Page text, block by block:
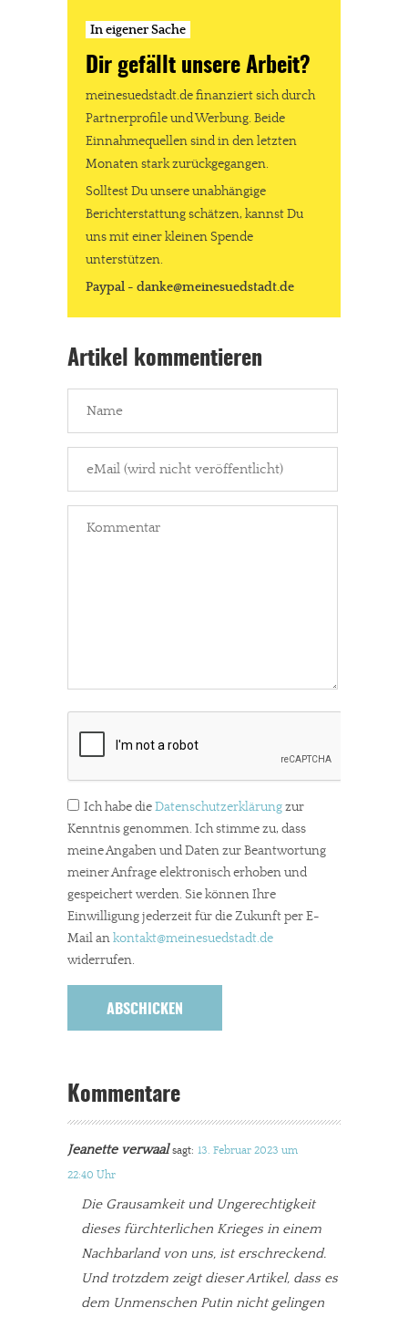
In eigener Sache
Dir gefällt unsere Arbeit?
meinesuedstadt.de finanziert sich durch
Partnerprofile und Werbung. Beide
Einnahmequellen sind in den letzten
Monaten stark zurückgegangen.
Solltest Du unsere unabhängige
Berichterstattung schätzen, kannst Du
uns mit einer kleinen Spende
unterstützen.
Paypal - danke@meinesuedstadt.de
Artikel kommentieren
Ich habe dieDatenschutzerklärungzur
Kenntnis genommen. Ich stimme zu, dass
meine Angaben und Daten zur Beantwortung
meiner Anfrage elektronisch erhoben und
gespeichert werden. Sie können Ihre
Einwilligung jederzeit für die Zukunft per E-
Mail ankontakt@meinesuedstadt.de
widerrufen.
Kommentare
Jeanette verwaal sagt: 13. Februar 2023 um
22:40 Uhr
Die Grausamkeit und Ungerechtigkeit
dieses fürchterlichen Krieges in einem
Nachbarland von uns, ist erschreckend.
Und trotzdem zeigt dieser Artikel, dass es
dem Unmenschen Putin nicht gelingen